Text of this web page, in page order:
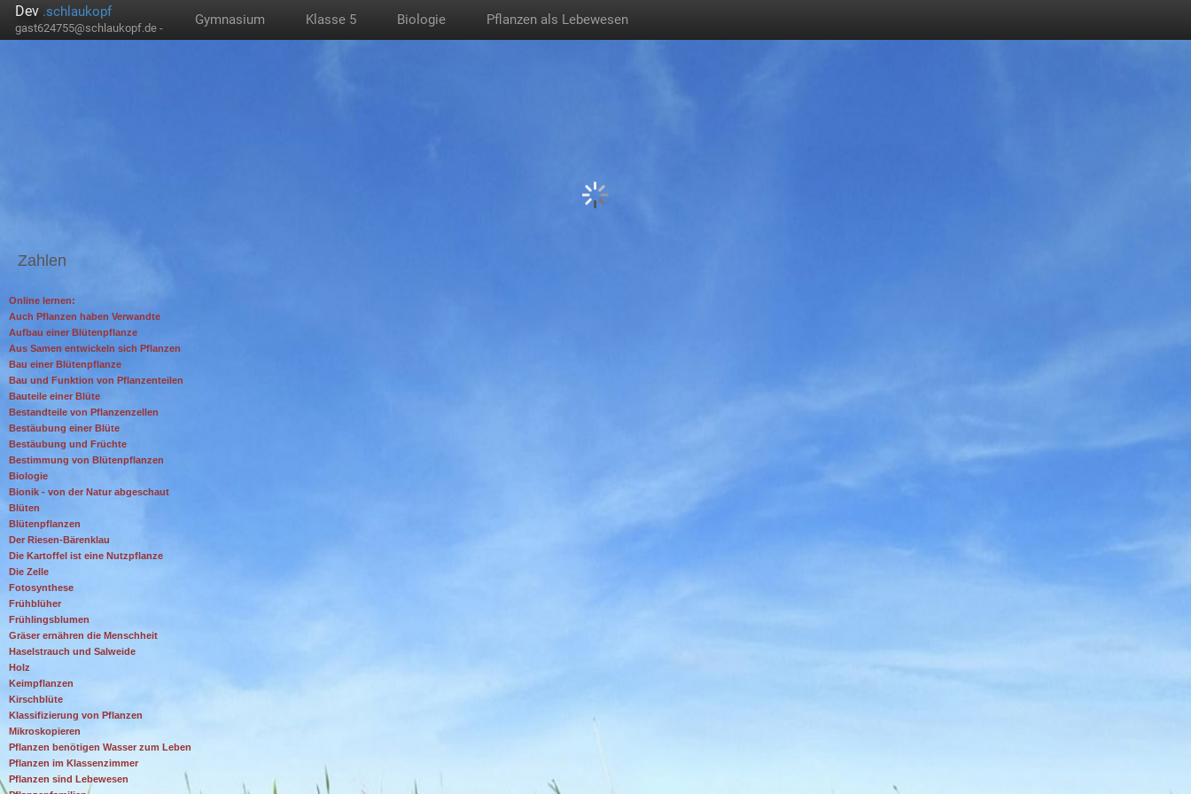
Dev .schlaukopf
gast624755@schlaukopf.de -
Gymnasium Klasse 5 Biologie Pflanzen als Lebewesen
Zahlen
Online lernen:
Auch Pflanzen haben Verwandte
Aufbau einer Blütenpflanze
Aus Samen entwickeln sich Pflanzen
Bau einer Blütenpflanze
Bau und Funktion von Pflanzenteilen
Bauteile einer Blüte
Bestandteile von Pflanzenzellen
Bestäubung einer Blüte
Bestäubung und Früchte
Bestimmung von Blütenpflanzen
Biologie
Bionik - von der Natur abgeschaut
Blüten
Blütenpflanzen
Der Riesen-Bärenklau
Die Kartoffel ist eine Nutzpflanze
Die Zelle
Fotosynthese
Frühblüher
Frühlingsblumen
Gräser ernähren die Menschheit
Haselstrauch und Salweide
Holz
Keimpflanzen
Kirschblüte
Klassifizierung von Pflanzen
Mikroskopieren
Pflanzen benötigen Wasser zum Leben
Pflanzen im Klassenzimmer
Pflanzen sind Lebewesen